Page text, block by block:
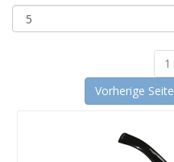
1
Vorherige Seite